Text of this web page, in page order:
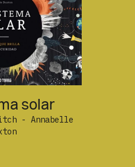
solar
- Annabelle